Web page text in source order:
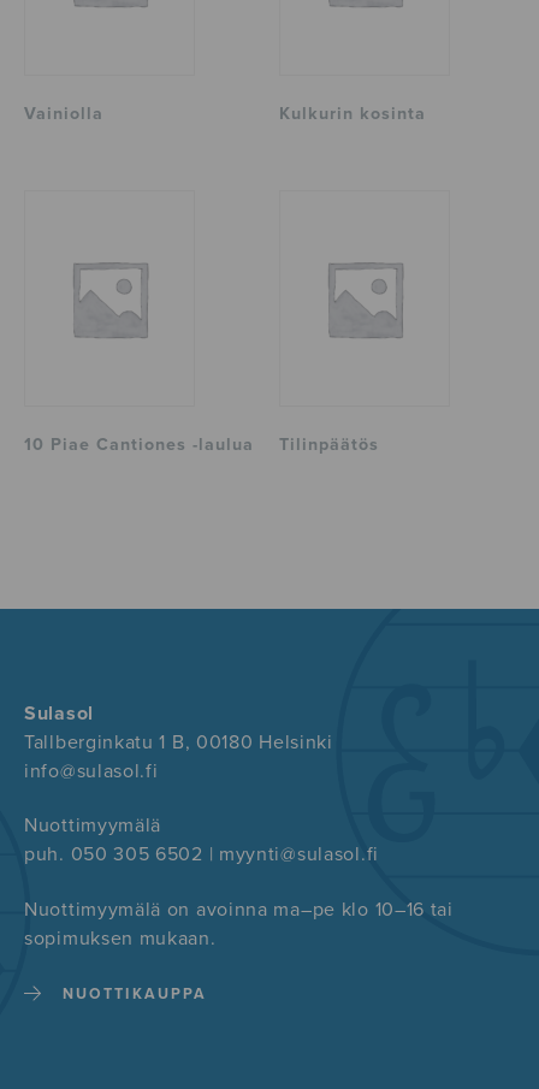
Vainiolla Kulkurin kosinta
10 Piae Cantiones -laulua Tilinpäätös
Sulasol
Tallberginkatu 1 B, 00180 Helsinki
info@sulasol.fi
Nuottimyymälä
puh. 050 305 6502 | myynti@sulasol.fi
Nuottimyymälä on avoinna ma–pe klo 10–16 tai
sopimuksen mukaan.
NUOTTIKAUPPA